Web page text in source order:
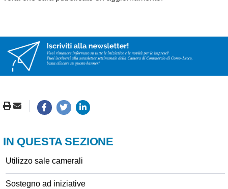
IN QUESTA SEZIONE
Utilizzo sale camerali
Sostegno ad iniziative